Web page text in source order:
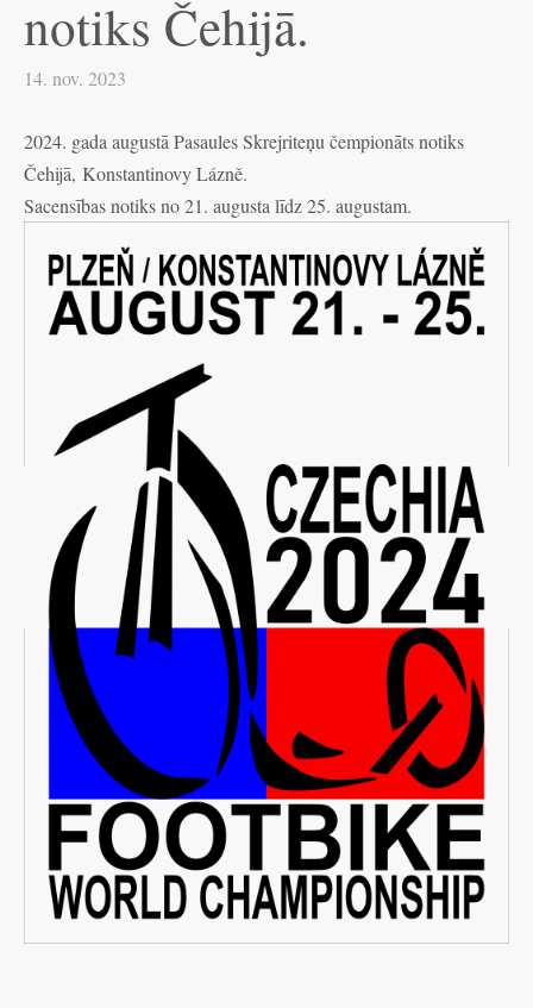
notiks Čehijā.
14. nov. 2023
2024. gada augustā Pasaules Skrejriteņu čempionāts notiks
Čehijā, Konstantinovy Lázně.
Sacensības notiks no 21. augusta līdz 25. augustam.